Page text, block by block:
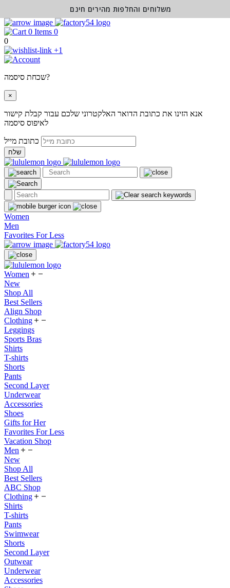
0
0
+1
שכחת סיסמה?
×
אנא הזינו את כתובת הדואר האלקטרוני שלכם עבור קבלת קישור
לאיפוס סיסמה
שלח
Women
Men
Favorites For Less
Women
New
Shop All
Best Sellers
Align Shop
Clothing
Leggings
Sports Bras
Shirts
T-shirts
Shorts
Pants
Second Layer
Underwear
Accessories
Shoes
Gifts for Her
Favorites For Less
Vacation Shop
Men
New
Shop All
Best Sellers
ABC Shop
Clothing
Shirts
T-shirts
Pants
Swimwear
Shorts
Second Layer
Outwear
Underwear
Accessories
משלוחים והחלפות מהירים חינם